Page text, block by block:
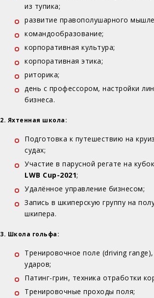
из тупика;
развитие правополушарного
командообразование;
корпоративная культура;
корпоративная этика;
риторика;
день с профессором, настройки
бизнеса.
2. Яхтенная школа:
Подготовка к путешествию на
судах;
Участие в парусной регате на кубок
LWB Cup-2021;
Удалённое управление бизнесом;
Запись в шкиперскую группу на
шкипера.
3. Школа гольфа:
Тренировочное поле (driving
ударов;
Патинг-грин, техника отработки
Тренировочные проходы поля;